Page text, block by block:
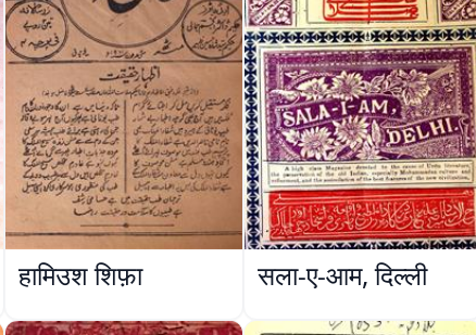
हामिउश शिफ़ा सला-ए-आम, दिल्ली